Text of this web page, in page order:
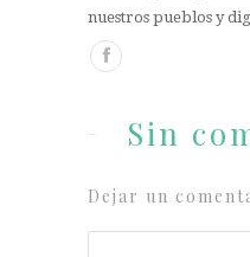
nuestros pueblos y
Sin
Dejar un